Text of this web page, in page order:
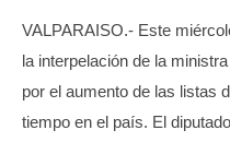
VALPARAISO.- Este
la interpelación de la
por el aumento de las listas
tiempo en el país. El